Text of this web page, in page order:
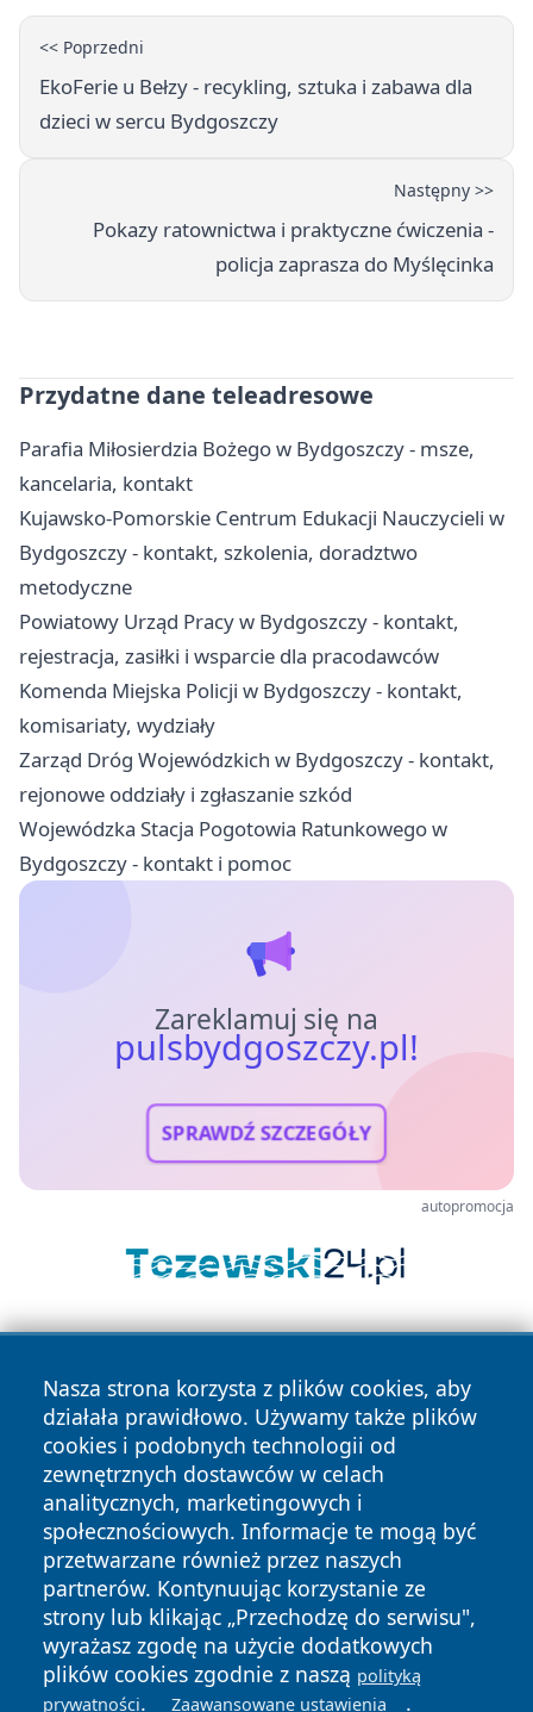
<< Poprzedni
EkoFerie u Bełzy - recykling, sztuka i zabawa dla
dzieci w sercu Bydgoszczy
Następny >>
Pokazy ratownictwa i praktyczne ćwiczenia -
policja zaprasza do Myślęcinka
Przydatne dane teleadresowe
Parafia Miłosierdzia Bożego w Bydgoszczy - msze,
kancelaria, kontakt
Kujawsko-Pomorskie Centrum Edukacji Nauczycieli w
Bydgoszczy - kontakt, szkolenia, doradztwo
metodyczne
Powiatowy Urząd Pracy w Bydgoszczy - kontakt,
rejestracja, zasiłki i wsparcie dla pracodawców
Komenda Miejska Policji w Bydgoszczy - kontakt,
komisariaty, wydziały
Zarząd Dróg Wojewódzkich w Bydgoszczy - kontakt,
rejonowe oddziały i zgłaszanie szkód
Wojewódzka Stacja Pogotowia Ratunkowego w
Bydgoszczy - kontakt i pomoc
Zareklamuj się na
pulsbydgoszczy.pl!
SPRAWDŹ SZCZEGÓŁY
autopromocja
Nasza strona korzysta z plików cookies, aby
działała prawidłowo. Używamy także plików
cookies i podobnych technologii od
zewnętrznych dostawców w celach
analitycznych, marketingowych i
społecznościowych. Informacje te mogą być
przetwarzane również przez naszych
partnerów. Kontynuując korzystanie ze
strony lub klikając „Przechodzę do serwisu",
wyrażasz zgodę na użycie dodatkowych
plików cookies zgodnie z naszą polityką
prywatności. Zaawansowane ustawienia .
Copyright © 2026 pulsbydgoszczy.pl Wszystkie prawa
zastrzeżone.
News Autorzy
Polityka
Prywatności
Polityka
Cookies